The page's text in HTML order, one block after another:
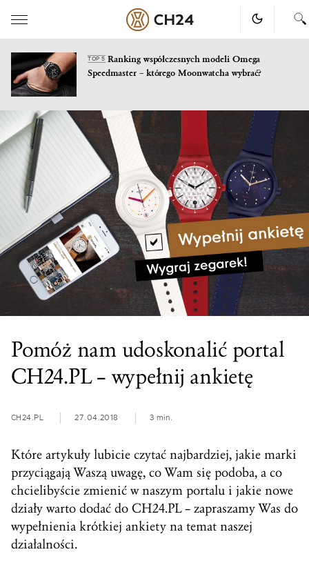
Skip
content
TOP 5Ranking współczesnych modeli Omega
Speedmaster – którego Moonwatcha wybrać?
Pomóż nam udoskonalić portal
CH24.PL – wypełnij ankietę
CH24.PL 27.04.2018 3 min.
Które artykuły lubicie czytać najbardziej, jakie marki
przyciągają Waszą uwagę, co Wam się podoba, a co
chcielibyście zmienić w naszym portalu i jakie nowe
działy warto dodać do CH24.PL – zapraszamy Was do
wypełnienia krótkiej ankiety na temat naszej
działalności.